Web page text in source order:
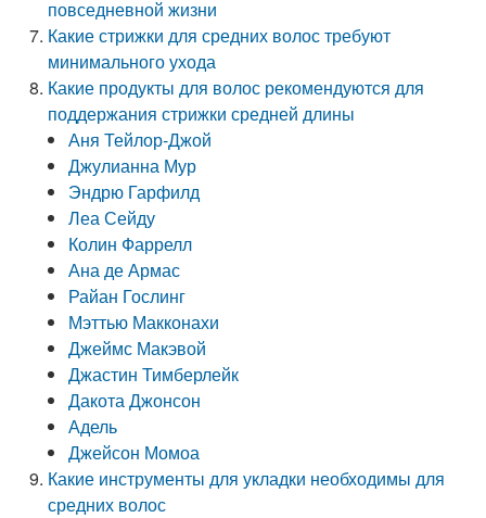
повседневной жизни
Какие стрижки для средних волос требуют
минимального ухода
Какие продукты для волос рекомендуются для
поддержания стрижки средней длины
Аня Тейлор-Джой
Джулианна Мур
Эндрю Гарфилд
Леа Сейду
Колин Фаррелл
Ана де Армас
Райан Гослинг
Мэттью Макконахи
Джеймс Макэвой
Джастин Тимберлейк
Дакота Джонсон
Адель
Джейсон Момоа
Какие инструменты для укладки необходимы для
средних волос